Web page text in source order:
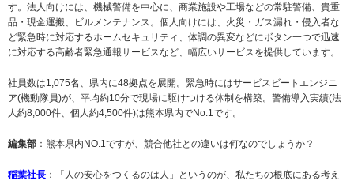
す。法人向けには、機械警備を中心に、商業施設や工場などの常駐警備、貴重
品・現金運搬、ビルメンテナンス。個人向けには、火災・ガス漏れ・侵入者な
ど緊急時に対応するホームセキュリティ、体調の異変などにボタン一つで迅速
に対応する高齢者緊急通報サービスなど、幅広いサービスを提供しています。
社員数は1,075名、県内に48拠点を展開。緊急時にはサービスビートエンジニ
ア(機動隊員)が、平均約10分で現場に駆けつける体制を構築。警備導入実績(法
人約8,000件、個人約4,500件)は熊本県内でNo.1です。
編集部 ：熊本県内NO.1ですが、競合他社との違いは何なのでしょうか？
稲葉社長 ：「人の安心をつくるのは人」というのが、私たちの根底にある考え